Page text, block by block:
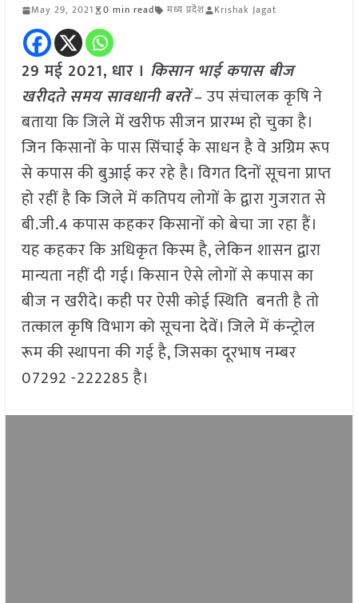
May 29, 2021 0 min read मध्य प्रदेश Krishak Jagat
29 मई 2021, धार । किसान भाई कपास बीज
खरीदते समय सावधानी बरतें– उप संचालक कृषि ने
बताया कि जिले में खरीफ सीजन प्रारम्भ हो चुका है।
जिन किसानों के पास सिंचाई के साधन है वे अग्रिम रूप
से कपास की बुआई कर रहे है। विगत दिनों सूचना प्राप्त
हो रहीं है कि जिले में कतिपय लोगों के द्वारा गुजरात से
बी.जी.4 कपास कहकर किसानों को बेचा जा रहा हैं।
यह कहकर कि अधिकृत किस्म है, लेकिन शासन द्वारा
मान्यता नहीं दी गई। किसान ऐसे लोगों से कपास का
बीज न खरीदे। कही पर ऐसी कोई स्थिति बनती है तो
तत्काल कृषि विभाग को सूचना देवें। जिले में कंन्ट्रोल
रूम की स्थापना की गई है, जिसका दूरभाष नम्बर
07292 -222285 है।